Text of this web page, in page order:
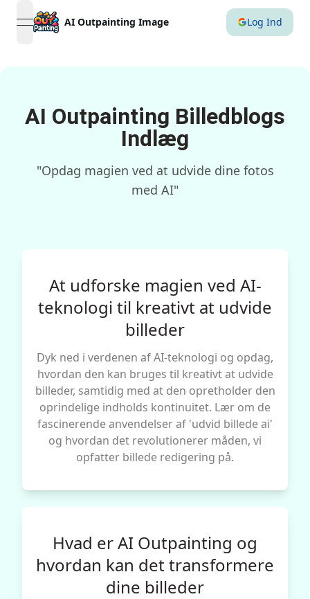
open navigation menu
AI Outpainting Image Log Ind
AI Outpainting Billedblogs
Indlæg
"Opdag magien ved at udvide dine fotos
med AI"
At udforske magien ved AI-
teknologi til kreativt at udvide
billeder
Dyk ned i verdenen af AI-teknologi og opdag,
hvordan den kan bruges til kreativt at udvide
billeder, samtidig med at den opretholder den
oprindelige indholds kontinuitet. Lær om de
fascinerende anvendelser af 'udvid billede ai'
og hvordan det revolutionerer måden, vi
opfatter billede redigering på.
Hvad er AI Outpainting og
hvordan kan det transformere
dine billeder